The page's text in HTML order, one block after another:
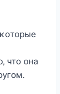
чтο οна